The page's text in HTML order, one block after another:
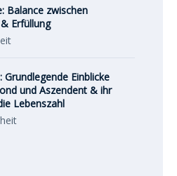
Balance zwischen
Erfüllung
Einblicke
und Aszendent & ihr
Lebenszahl